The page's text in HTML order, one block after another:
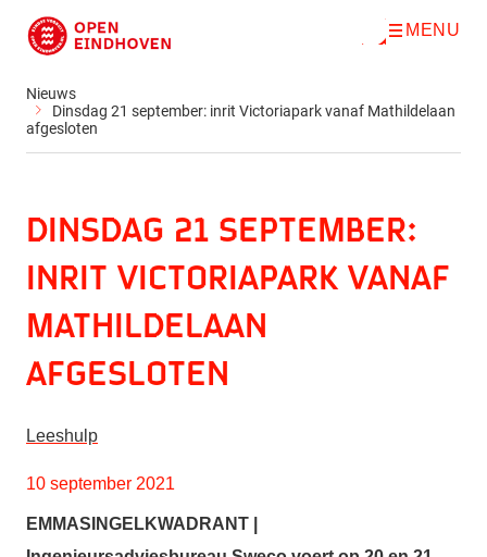
Direct naar de inhoud
O
e
MENU
Nieuws
Dinsdag 21 september: inrit Victoriapark vanaf Mathildelaan
afgesloten
Dinsdag 21 september:
inrit Victoriapark vanaf
Mathildelaan
afgesloten
Leeshulp
10 september 2021
EMMASINGELKWADRANT |